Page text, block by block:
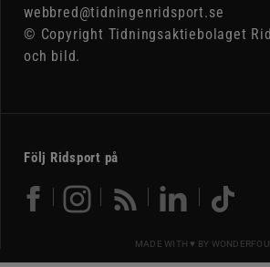
webbred@tidningenridsport.se
© Copyright Tidningsaktiebolaget
och bild.
Följ Ridsport på
MADE WITH ♥ BY